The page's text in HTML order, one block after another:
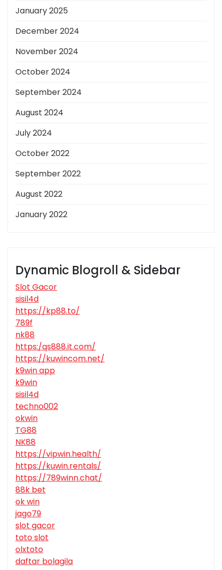
January 2025
December 2024
November 2024
October 2024
September 2024
August 2024
July 2024
October 2022
September 2022
August 2022
January 2022
Dynamic Blogroll & Sidebar
Slot Gacor
sisil4d
https://kp88.to/
789f
nk88
https:/qs888.it.com/
https://kuwincom.net/
k9win app
k9win
sisil4d
techno002
okwin
TG88
NK88
https://vipwin.health/
https://kuwin.rentals/
https://789winn.chat/
88k bet
ok win
jago79
slot gacor
toto slot
olxtoto
daftar bolagila